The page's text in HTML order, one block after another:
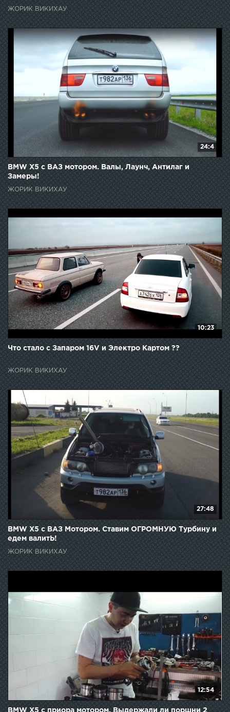
ЖОРИК ВИКИХАУ
24:4
BMW X5 с ВАЗ мотором. Валы, Лаунч, Антилаг и
Замеры!
ЖОРИК ВИКИХАУ
10:23
Что стало с Запаром 16V и Электро Картом ??
ЖОРИК ВИКИХАУ
27:48
BMW X5 с ВАЗ Мотором. Ставим ОГРОМНУЮ Турбину и
едем валитЬ!
ЖОРИК ВИКИХАУ
12:54
BMW X5 с приора мотором. Выдержали ли поршни 2